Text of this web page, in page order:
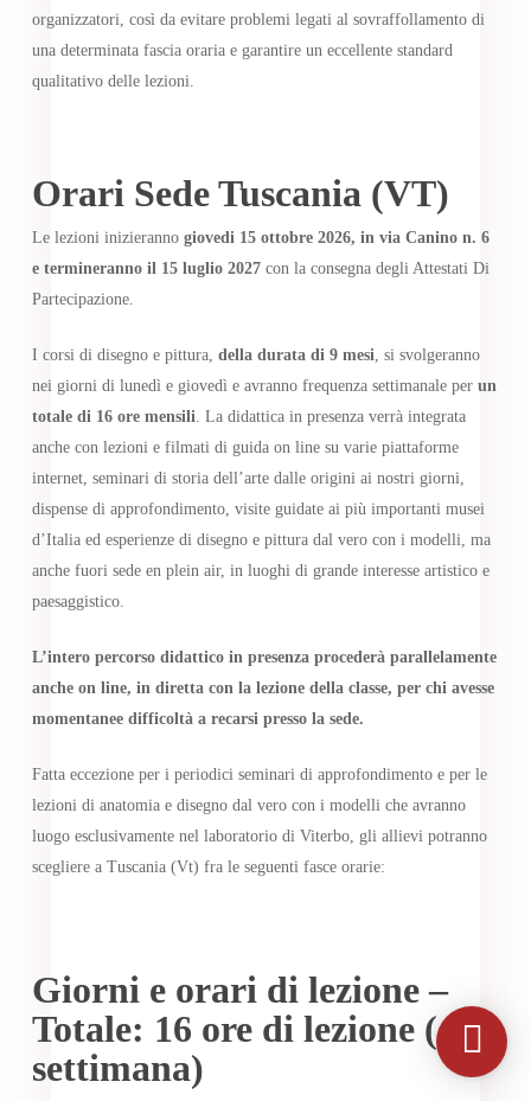
organizzatori, così da evitare problemi legati al sovraffollamento di
una determinata fascia oraria e garantire un eccellente standard
qualitativo delle lezioni.
Orari Sede Tuscania (VT)
Le lezioni inizieranno giovedi 15 ottobre 2026, in via Canino n. 6
e termineranno il 15 luglio 2027 con la consegna degli Attestati Di
Partecipazione.
I corsi di disegno e pittura, della durata di 9 mesi, si svolgeranno
nei giorni di lunedì e giovedì e avranno frequenza settimanale per un
totale di 16 ore mensili. La didattica in presenza verrà integrata
anche con lezioni e filmati di guida on line su varie piattaforme
internet, seminari di storia dell’arte dalle origini ai nostri giorni,
dispense di approfondimento, visite guidate ai più importanti musei
d’Italia ed esperienze di disegno e pittura dal vero con i modelli, ma
anche fuori sede en plein air, in luoghi di grande interesse artistico e
paesaggistico.
L’intero percorso didattico in presenza procederà parallelamente
anche on line, in diretta con la lezione della classe, per chi avesse
momentanee difficoltà a recarsi presso la sede.
Fatta eccezione per i periodici seminari di approfondimento e per le
lezioni di anatomia e disegno dal vero con i modelli che avranno
luogo esclusivamente nel laboratorio di Viterbo, gli allievi potranno
scegliere a Tuscania (Vt) fra le seguenti fasce orarie:
Giorni e orari di lezione –
Totale: 16 ore di lezione (4 a
settimana)